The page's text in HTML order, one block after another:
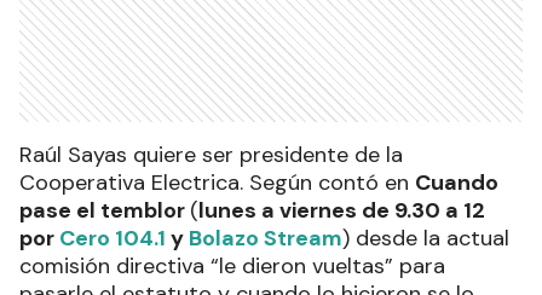
Raúl Sayas quiere ser presidente de la
Cooperativa Electrica. Según contó en Cuando
pase el temblor (lunes a viernes de 9.30 a 12
por Cero 104.1 y Bolazo Stream) desde la actual
comisión directiva “le dieron vueltas” para